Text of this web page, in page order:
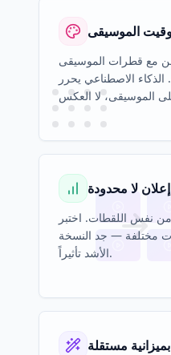
الموسيقى
مع قطرات الموسيقى
الاصطناعي يحرر
لا محدودة
من نفس اللقطات. اختبر
مختلفة — جد النسخة
الأشد تأثيراً.
مستقلة